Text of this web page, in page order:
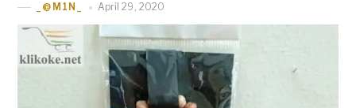
_@M1N_ April 29, 2020